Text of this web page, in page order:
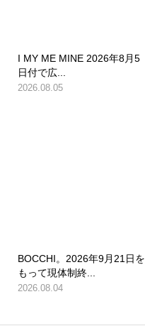
I MY ME MINE 2026年8月5
日付で広...
2026.08.05
BOCCHI。2026年9月21日を
もって現体制終...
2026.08.04